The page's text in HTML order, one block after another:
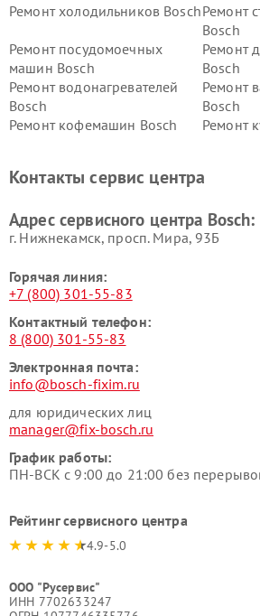
Ремонт холодильников BoschРемонт
Bosch
Ремонт посудомоечных
машин Bosch
Ремонт
Bosch
Ремонт водонагревателей
Bosch
Ремонт
Bosch
Ремонт кофемашин Bosch
Ремонт
Ремонт сушильных автоматовРемонт
Контакты сервис центра
Адрес сервисного центра Bosch:
г. Нижнекамск, просп. Мира, 93Б
Горячая линия:
+7 (800) 301-55-83
Контактный телефон:
8 (800) 301-55-83
Электронная почта:
info@bosch-fixim.ru
для юридических лиц
manager@fix-bosch.ru
График работы:
ПН-ВСК с 9:00 до 21:00 без
Рейтинг сервисного центра
4.9-5.0
ООО "Русервис"
ИНН 7702633247